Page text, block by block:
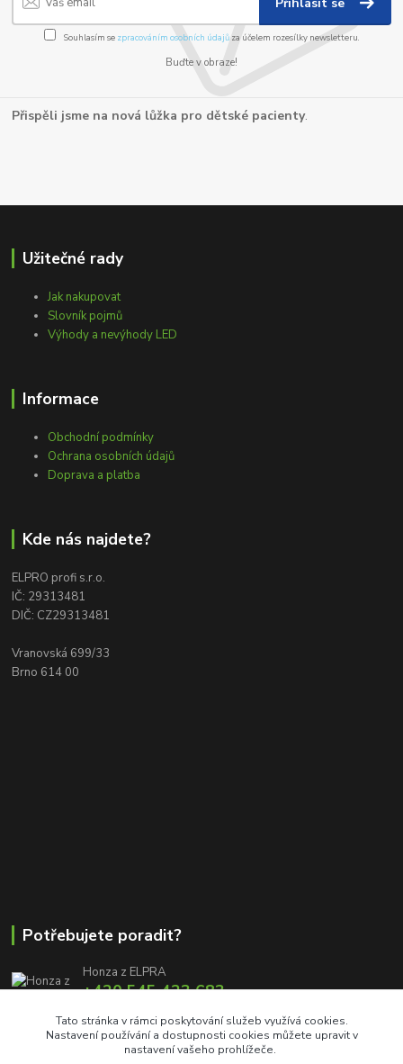
Souhlasím se zpracováním osobních údajůza účelem rozesílky newsletteru.
Buďte v obraze!
Přispěli jsme na nová lůžka pro dětské pacienty.
Užitečné rady
Jak nakupovat
Slovník pojmů
Výhody a nevýhody LED
Informace
Obchodní podmínky
Ochrana osobních údajů
Doprava a platba
Kde nás najdete?
ELPRO profi s.r.o.
IČ: 29313481
DIČ: CZ29313481
Vranovská 699/33
Brno 614 00
Potřebujete poradit?
Honza z ELPRA
+420 545 423 683
info@elproprofi.cz
Tato stránka v rámci poskytování služeb využívá cookies.
Nastavení používání a dostupnosti cookies můžete upravit v
nastavení vašeho prohlížeče.